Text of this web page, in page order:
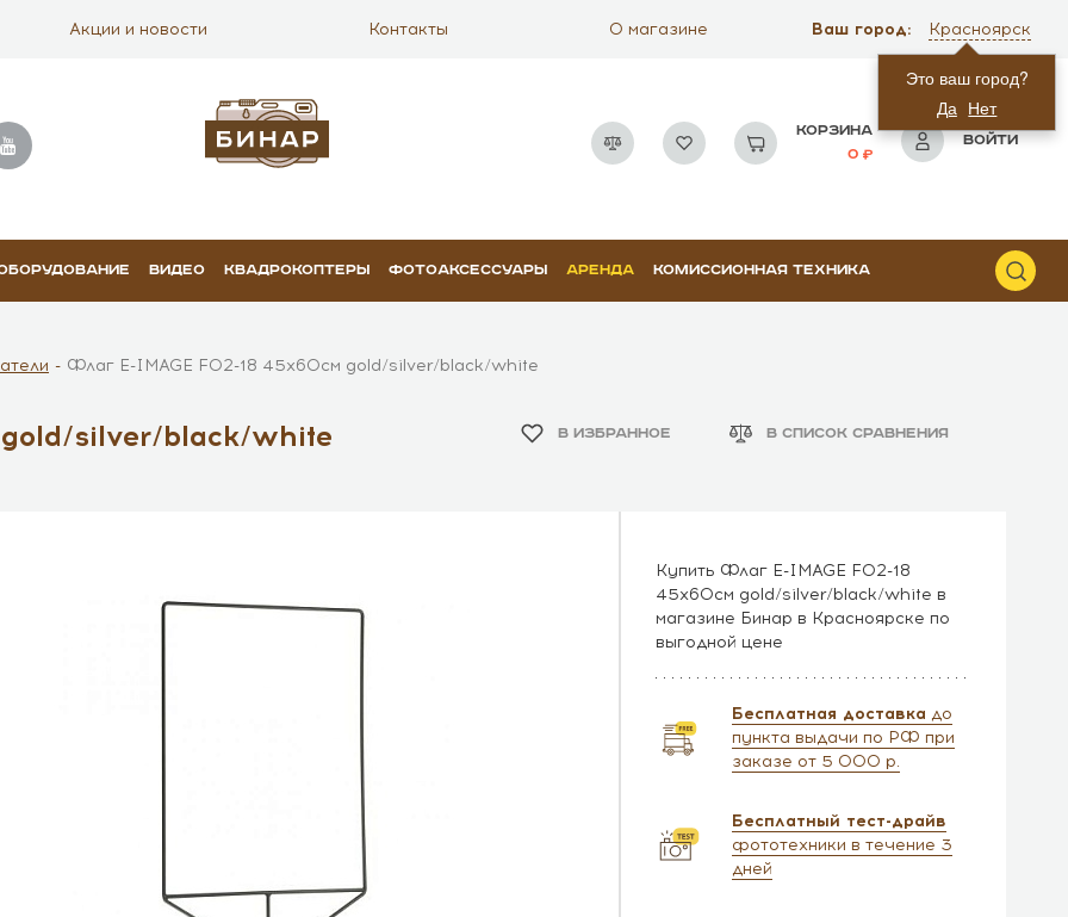
Акции и новости Контакты О магазине Ваш город:
Это ваш город?
Да Нет
Красноярск
КОРЗИНА
0
ВОЙТИ
ВИДЕО КВАДРОКОПТЕРЫ ФОТОАКСЕССУАРЫ АРЕНДА КОМИССИОННАЯ ТЕХНИКА
Флаг E-IMAGE F02-18 45х60см gold/silver/black/white
silver/black/white В ИЗБРАННОЕ В СПИСОК СРАВНЕНИЯ
Купить Флаг E-IMAGE F02-18
45х60см gold/silver/black/white в
магазине Бинар в Красноярске по
выгодной цене
Бесплатная доставка до
пункта выдачи по РФ при
заказе от 5 000 р.
Бесплатный тест-драйв
фототехники в течение 3
дней